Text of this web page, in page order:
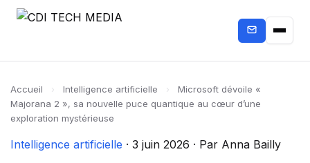
Accueil › Intelligence artificielle ›
Microsoft dévoile «
Majorana 2 », sa nouvelle puce quantique au cœur d’une
exploration mystérieuse
Intelligence artificielle · 3 juin 2026 · Par Anna Bailly